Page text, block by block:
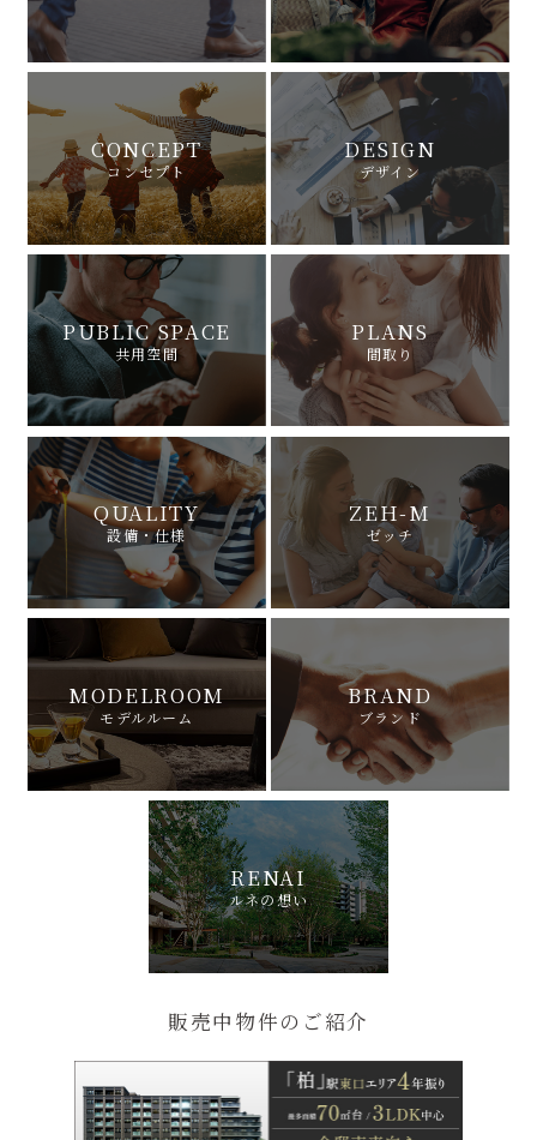
CONCEPT
コンセプト
DESIGN
デザイン
PUBLIC SPACE
共用空間
PLANS
間取り
QUALITY
設備・仕様
ZEH-M
ゼッチ
MODELROOM
モデルルーム
BRAND
ブランド
RENAI
ルネの想い
販売中物件のご紹介